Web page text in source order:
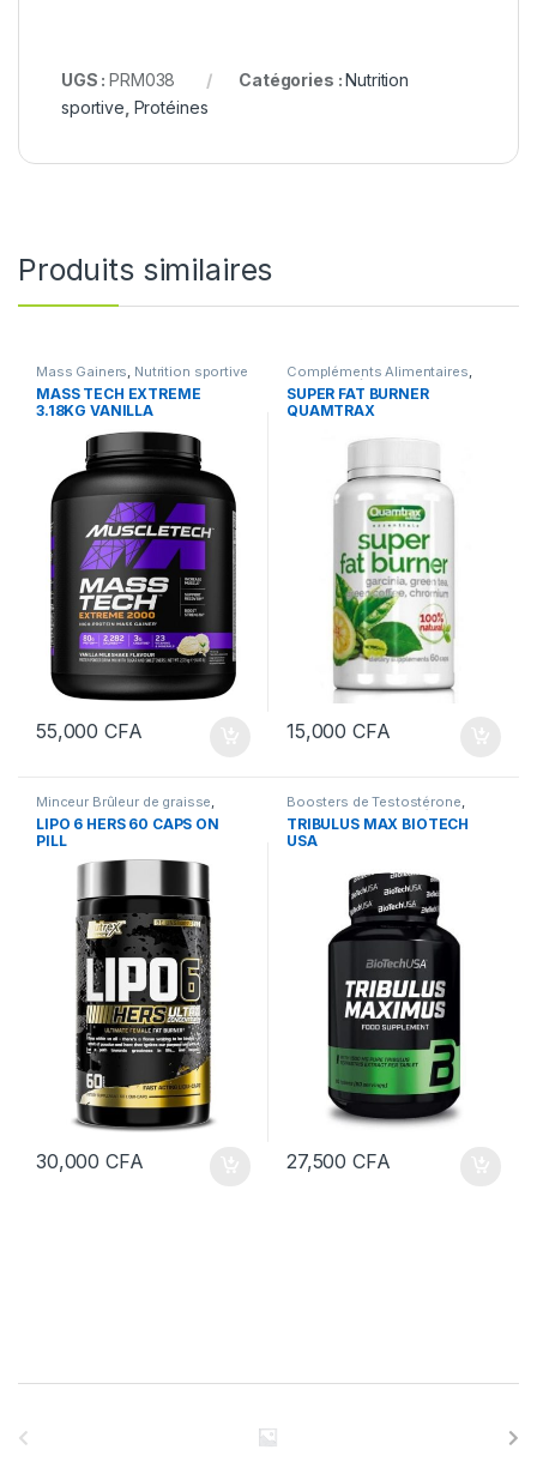
UGS :PRM038 Catégories :Nutrition
sportive Protéines
Produits similaires
Mass Gainers, Nutrition sportive
MASS TECH EXTREME
3.18KG VANILLA
55,000CFA
Compléments Alimentaires,
Minceur Brûleur de graisse
Minceur Brûleur de graisse
Nutrition sportive
SUPER FAT BURNER
QUAMTRAX
15,000CFA
Minceur Brûleur de graisse
LIPO 6 HERS 60 CAPS ON
PILL
30,000CFA
Boosters de Testostérone
Boosters de Testostérone ,
Compléments Alimentaires
Nutrition sportive
TRIBULUS MAX BIOTECH
USA
27,500CFA